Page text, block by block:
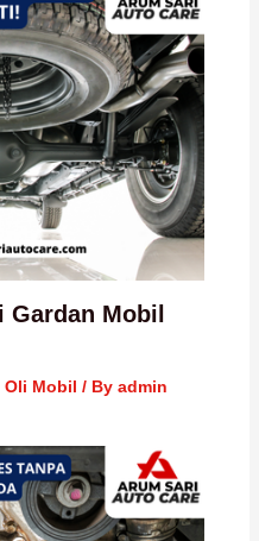
Mobil
Oli Mobil / By admin